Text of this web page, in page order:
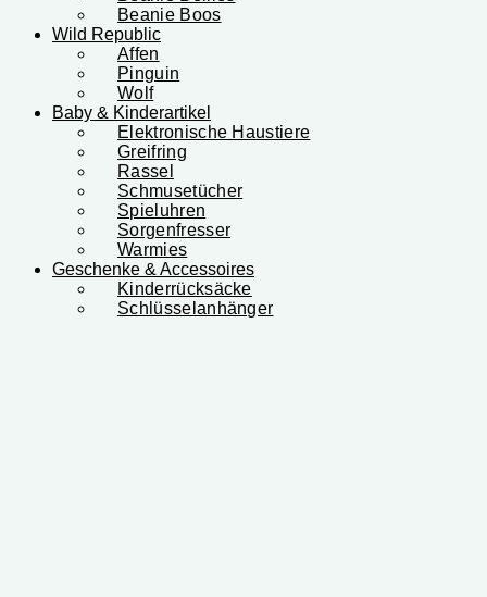
Beanie Boos
Wild Republic
Affen
Pinguin
Wolf
Baby & Kinderartikel
Elektronische Haustiere
Greifring
Rassel
Schmusetücher
Spieluhren
Sorgenfresser
Warmies
Geschenke & Accessoires
Kinderrücksäcke
Schlüsselanhänger